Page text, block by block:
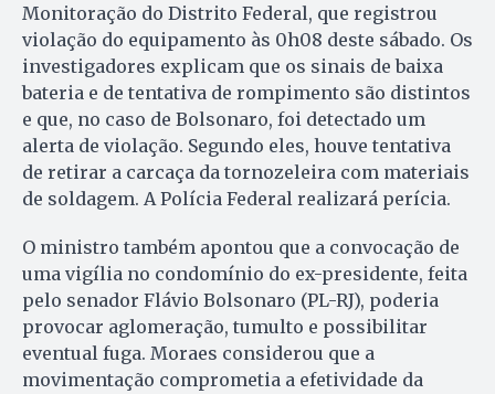
Monitoração do Distrito Federal, que registrou
violação do equipamento às 0h08 deste sábado. Os
investigadores explicam que os sinais de baixa
bateria e de tentativa de rompimento são distintos
e que, no caso de Bolsonaro, foi detectado um
alerta de violação. Segundo eles, houve tentativa
de retirar a carcaça da tornozeleira com materiais
de soldagem. A Polícia Federal realizará perícia.
O ministro também apontou que a convocação de
uma vigília no condomínio do ex-presidente, feita
pelo senador Flávio Bolsonaro (PL-RJ), poderia
provocar aglomeração, tumulto e possibilitar
eventual fuga. Moraes considerou que a
movimentação comprometia a efetividade da